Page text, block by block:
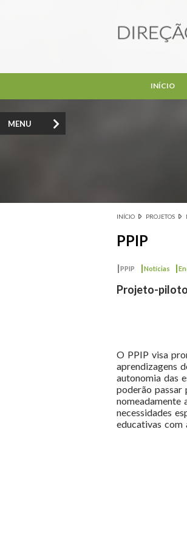
INÍCIO
INÍCIO PROJETOS
PPIP
|PPIP |Notícias |
Projeto-
O PPIP visa
aprendizagens
autonomia das
poderão passar
nomeadamente
necessidades
educativas com
MENU